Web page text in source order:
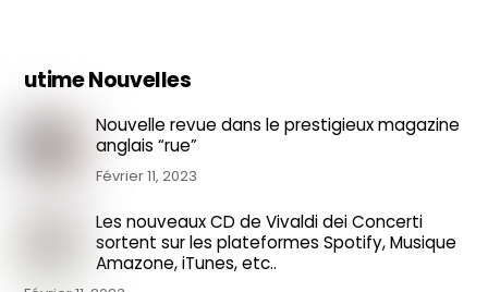
utime Nouvelles
Nouvelle revue dans le prestigieux magazine
anglais “rue”
Février 11, 2023
Les nouveaux CD de Vivaldi dei Concerti
sortent sur les plateformes Spotify, Musique
Amazone, iTunes, etc..